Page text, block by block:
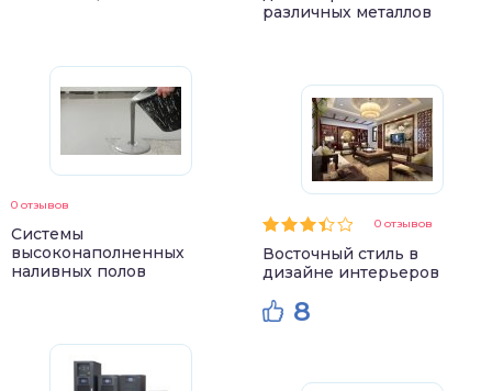
0 отзывов
Системы
высоконаполненных
наливных полов
различных металлов
0 отзывов
Восточный стиль в
дизайне интерьеров
8